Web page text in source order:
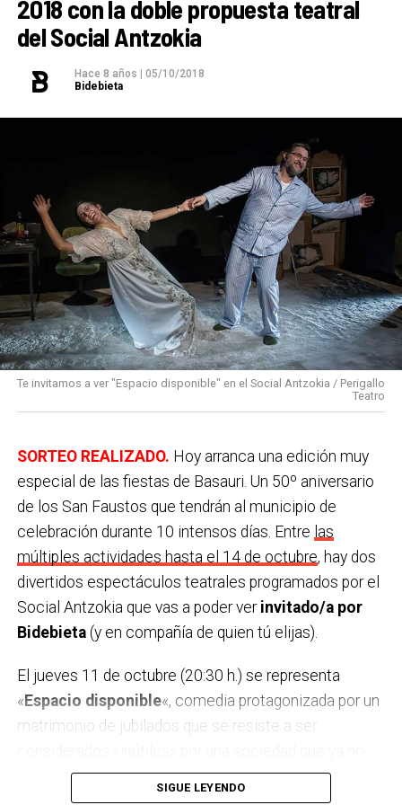
2018 con la doble propuesta teatral
del Social Antzokia
Hace 8 años
05/10/2018
Bidebieta
Te invitamos a ver "Espacio disponible" en el Social Antzokia / Perigallo
Teatro
SORTEO REALIZADO. Hoy arranca una edición muy
especial de las fiestas de Basauri. Un 50º aniversario
de los San Faustos que tendrán al municipio de
celebración durante 10 intensos días. Entre las
múltiples actividades hasta el 14 de octubre, hay dos
divertidos espectáculos teatrales programados por el
Social Antzokia que vas a poder ver invitado/a por
Bidebieta(y en compañía de quien tú elijas).
El jueves 11 de octubre (20:30 h.) se representa
«Espacio disponible«, comedia protagonizada por un
matrimonio de jubilados que se resiste a ser
los considera productivos. Al día siguiente (el viernes
SIGUE LEYENDO